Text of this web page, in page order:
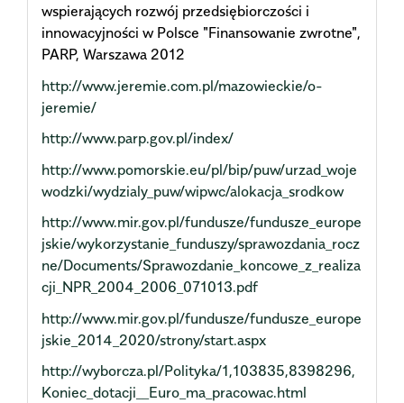
wspierających rozwój przedsiębiorczości i
innowacyjności w Polsce "Finansowanie zwrotne",
PARP, Warszawa 2012
http://www.jeremie.com.pl/mazowieckie/o-
jeremie/
http://www.parp.gov.pl/index/
http://www.pomorskie.eu/pl/bip/puw/urzad_woje
wodzki/wydzialy_puw/wipwc/alokacja_srodkow
http://www.mir.gov.pl/fundusze/fundusze_europe
jskie/wykorzystanie_funduszy/sprawozdania_rocz
ne/Documents/Sprawozdanie_koncowe_z_realiza
cji_NPR_2004_2006_071013.pdf
http://www.mir.gov.pl/fundusze/fundusze_europe
jskie_2014_2020/strony/start.aspx
http://wyborcza.pl/Polityka/1,103835,8398296,
Koniec_dotacji__Euro_ma_pracowac.html